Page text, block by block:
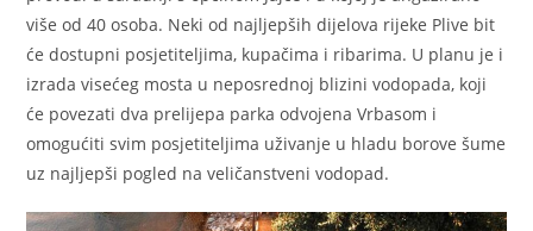
više od 40 osoba. Neki od najljepših dijelova rijeke Plive bit
će dostupni posjetiteljima, kupačima i ribarima. U planu je i
izrada visećeg mosta u neposrednoj blizini vodopada, koji
će povezati dva prelijepa parka odvojena Vrbasom i
omogućiti svim posjetiteljima uživanje u hladu borove šume
uz najljepši pogled na veličanstveni vodopad.